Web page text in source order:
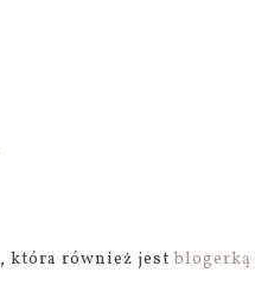
, która również jestblogerką